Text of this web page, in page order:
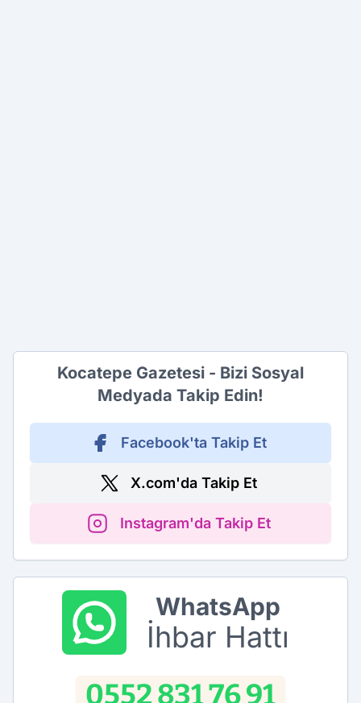
Kocatepe Gazetesi - Bizi Sosyal
Medyada Takip Edin!
Facebook'ta Takip Et
X.com'da Takip Et
Instagram'da Takip Et
WhatsApp
İhbar Hattı
0552 831 76 91